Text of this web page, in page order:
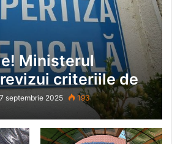
Ministerul
criteriile de
grad de
7 septembrie 2025 193